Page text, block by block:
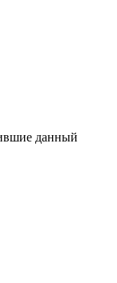
данный